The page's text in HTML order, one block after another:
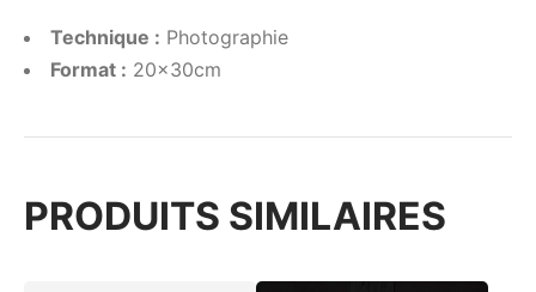
Technique : Photographie
Format : 20x30cm
PRODUITS SIMILAIRES